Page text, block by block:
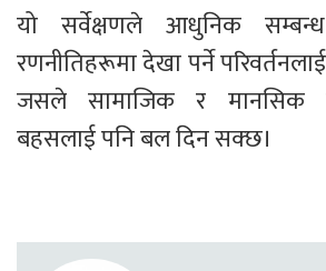
यो सर्वेक्षणले आधुनिक
रणनीतिहरूमा देखा पर्ने
जसले सामाजिक र मानसिक
बहसलाई पनि बल दिन सक्छ।